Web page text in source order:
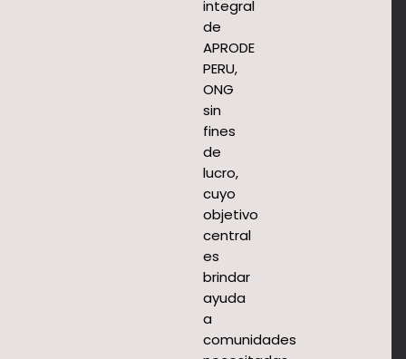
integral
de
APRODE
PERU,
ONG
sin
fines
de
lucro,
cuyo
objetivo
central
es
brindar
ayuda
a
comunidades